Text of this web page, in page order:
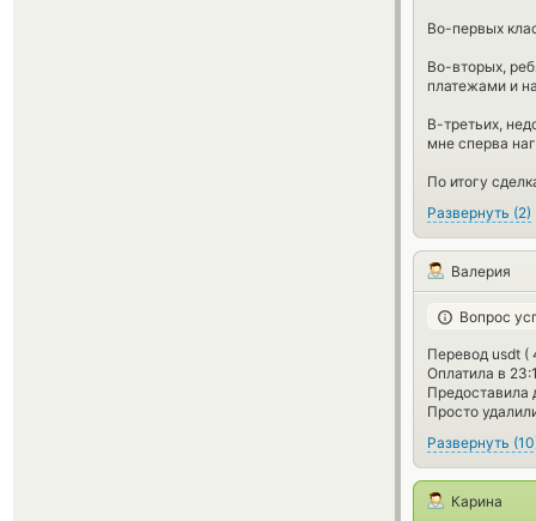
Во-первых
Во-вторых,
платежами и
В-третьих,
мне сперва
По итогу
Развернуть (2)
Валерия
Вопрос
Перевод usdt (
Оплатила в
Предоставила
Просто
Развернуть (10
Карина